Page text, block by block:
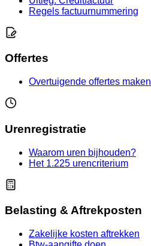
Regels factuurnummering
Offertes
Overtuigende offertes maken
Urenregistratie
Waarom uren bijhouden?
Het 1.225 urencriterium
Belasting & Aftrekposten
Zakelijke kosten aftrekken